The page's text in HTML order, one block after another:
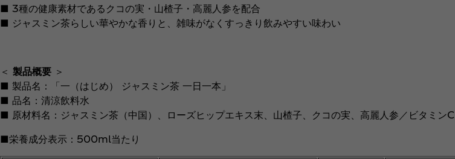
■ 3種の健康素材であるクコの実・山楂子・高麗人参を配合
■ ジャスミン茶らしい華やかな香りと、雑味がなくすっきり飲みやすい味わい
＜ 製品概要 ＞
■ 製品名：「一（はじめ） ジャスミン茶 一日一本」
■ 品名：清涼飲料水
■ 原材料名：ジャスミン茶（中国）、ローズヒップエキス末、山楂子、クコの実、高麗人参／ビタミンC
■栄養成分表示：500ml当たり